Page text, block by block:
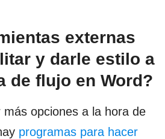
externas
y darle estilo a
de flujo en Word?
opciones a la hora de
programas para hacer